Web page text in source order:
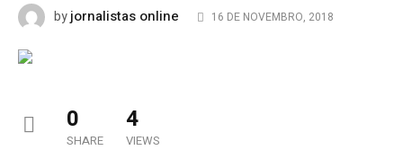
byjornalistas online 16 DE NOVEMBRO, 2018
0
SHARE
4
VIEWS